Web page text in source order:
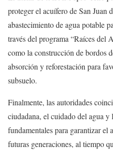
proteger el acuífero de San Juan
abastecimiento de agua potable
través del programa “Raíces del
como la construcción de bordos
absorción y reforestación para
subsuelo.
Finalmente, las autoridades
ciudadana, el cuidado del agua y
fundamentales para garantizar el
futuras generaciones, al tiempo